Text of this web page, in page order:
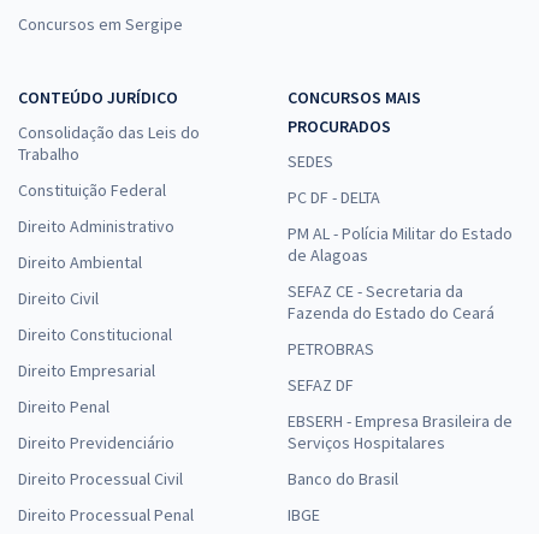
CEF - Caixa Econômica Federal - Engenheiro Civil
R$ 39,33
Economize R$ 117,98 (-20%)
Comprar
CNU 2025 - Concurso Nacional Unificado - Bloco 1 -
Seguridade Social: Saúde, Assistência Social e Previdência
47,90
ou R$ 574,80 à vista
Comprar
Concursos em Sergipe
CONTEÚDO JURÍDICO
Consolidação das Leis do
Trabalho
Constituição Federal
Direito Administrativo
Direito Ambiental
Direito Civil
Direito Constitucional
Direito Empresarial
Direito Penal
Direito Previdenciário
Direito Processual Civil
Direito Processual Penal
CONCURSOS MAIS
PROCURADOS
SEDES
PC DF - DELTA
PM AL - Polícia Militar do Estado
de Alagoas
SEFAZ CE - Secretaria da
Fazenda do Estado do Ceará
PETROBRAS
SEFAZ DF
EBSERH - Empresa Brasileira de
Serviços Hospitalares
Banco do Brasil
IBGE